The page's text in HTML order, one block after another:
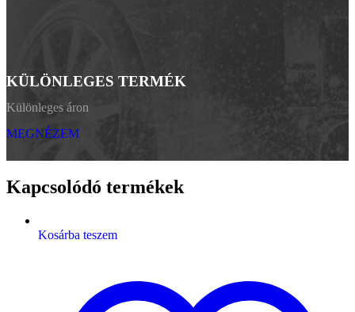
KÜLÖNLEGES TERMÉK
Különleges áron
MEGNÉZEM
Kapcsolódó termékek
Kosárba teszem